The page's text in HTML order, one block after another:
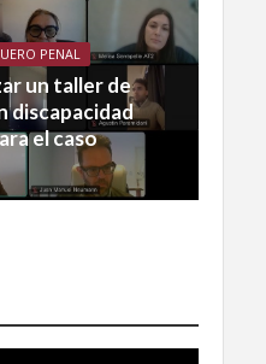
PENAL
un taller de
discapacidad
el caso